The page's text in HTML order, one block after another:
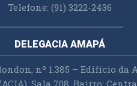
Telefone: (91) 3222-2436
DELEGACIA AMAPÁ
nº 1.385 – Edifício da